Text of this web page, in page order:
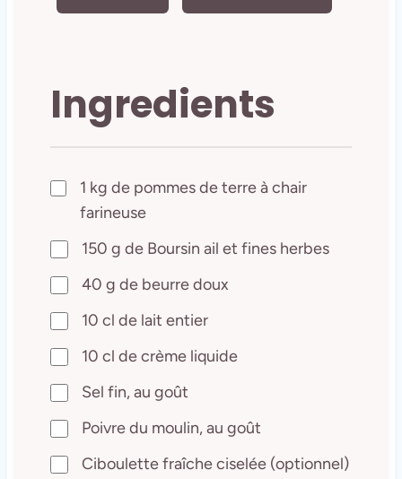
Ingredients
1 kg de pommes de terre à chair
farineuse
150 g de Boursin ail et fines herbes
40 g de beurre doux
10 cl de lait entier
10 cl de crème liquide
Sel fin, au goût
Poivre du moulin, au goût
Ciboulette fraîche ciselée (optionnel)